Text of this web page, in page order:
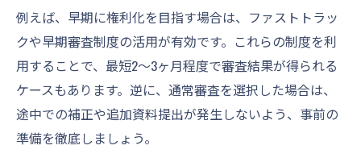
商標登録手続きで発生しやすいタイムロス
要因
商標審査状況を定期的に確認する重要性と
は
商標審査請求時の書類準備とミス防止策
特許庁の審査状況を活用するコツ
例えば、早期に権利化を目指す場合は、ファストトラッ
クや早期審査制度の活用が有効です。これらの制度を利
用することで、最短2〜3ヶ月程度で審査結果が得られる
ケースもあります。逆に、通常審査を選択した場合は、
途中での補正や追加資料提出が発生しないよう、事前の
準備を徹底しましょう。